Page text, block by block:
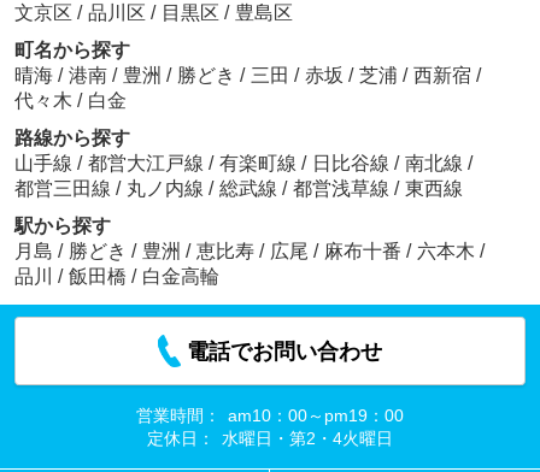
文京区 / 品川区 / 目黒区 / 豊島区
町名から探す
晴海 / 港南 / 豊洲 / 勝どき / 三田 / 赤坂 / 芝浦 / 西新宿 /
代々木 / 白金
路線から探す
山手線 / 都営大江戸線 / 有楽町線 / 日比谷線 / 南北線 /
都営三田線 / 丸ノ内線 / 総武線 / 都営浅草線 / 東西線
駅から探す
月島 / 勝どき / 豊洲 / 恵比寿 / 広尾 / 麻布十番 / 六本木 /
品川
/ 飯田橋 / 白金高輪
電話でお問い合わせ
営業時間：
am10：00～pm19：00
定休日：
水曜日・第2・4火曜日